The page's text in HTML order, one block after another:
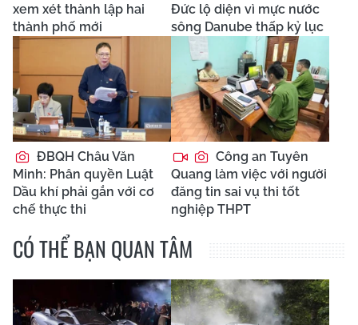
xem xét thành lập hai
thành phố mới
Đức lộ diện vì mực nước
sông Danube thấp kỷ lục
ĐBQH Châu Văn
Minh: Phân quyền Luật
Dầu khí phải gắn với cơ
chế thực thi
Công an Tuyên
Quang làm việc với người
đăng tin sai vụ thi tốt
nghiệp THPT
CÓ THỂ BẠN QUAN TÂM